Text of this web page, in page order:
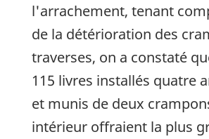
l'arrachement, tenant
de la détérioration des
traverses, on a constaté
115 livres installés quatre
et munis de deux
intérieur offraient la plus